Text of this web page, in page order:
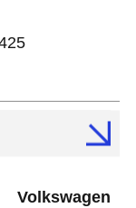
Volkswagen